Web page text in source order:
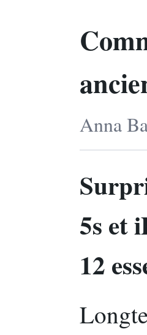
Anna
5s et
12